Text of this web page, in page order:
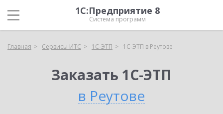
1С:Предприятие 8
Система программ
Главная Сервисы ИТС 1С-ЭТП 1С-ЭТП в Реутове
Заказать 1С-ЭТП
в Реутове